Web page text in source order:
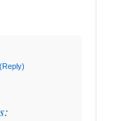
(Reply)
: